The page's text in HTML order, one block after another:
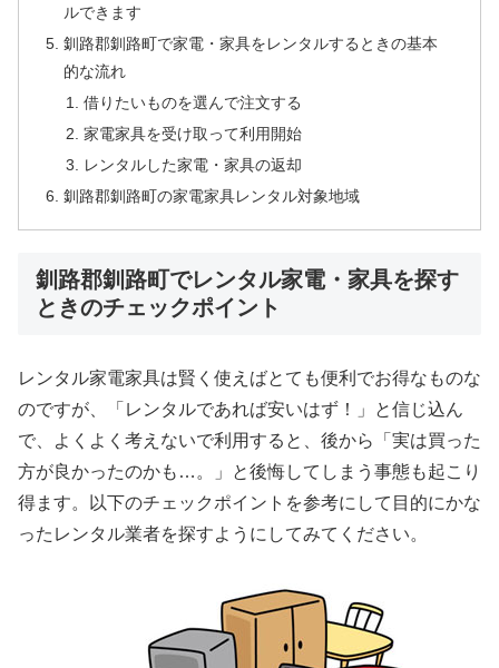
ルできます
釧路郡釧路町で家電・家具をレンタルするときの基本
的な流れ
借りたいものを選んで注文する
家電家具を受け取って利用開始
レンタルした家電・家具の返却
釧路郡釧路町の家電家具レンタル対象地域
釧路郡釧路町でレンタル家電・家具を探す
ときのチェックポイント
レンタル家電家具は賢く使えばとても便利でお得なものな
のですが、「レンタルであれば安いはず！」と信じ込ん
で、よくよく考えないで利用すると、後から「実は買った
方が良かったのかも…。」と後悔してしまう事態も起こり
得ます。以下のチェックポイントを参考にして目的にかな
ったレンタル業者を探すようにしてみてください。